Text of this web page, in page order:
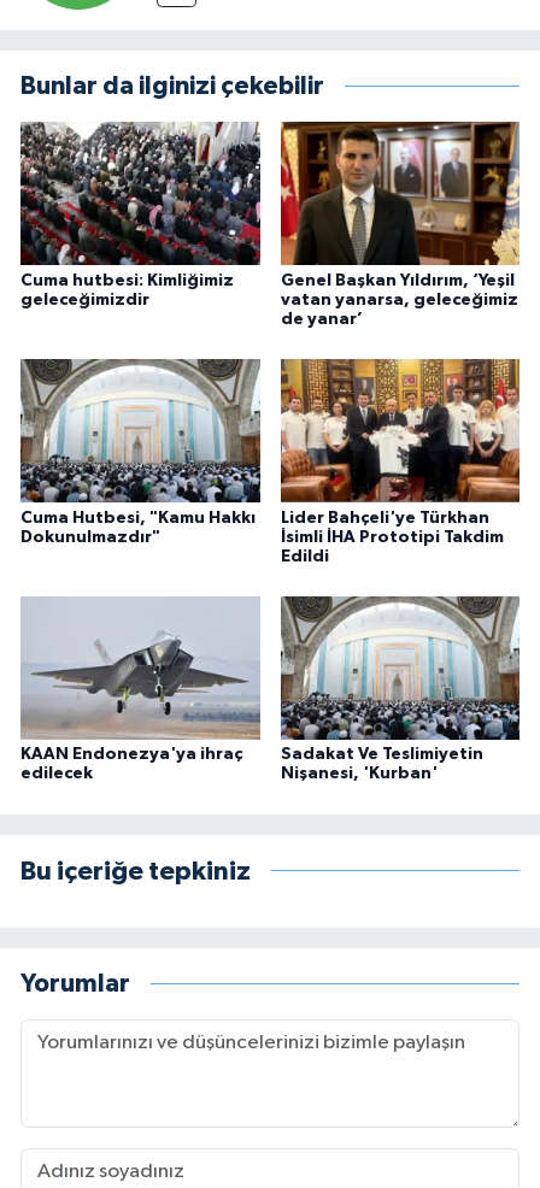
Bunlar da ilginizi çekebilir
Cuma hutbesi: Kimliğimiz
geleceğimizdir
Genel Başkan Yıldırım, ‘Yeşil
vatan yanarsa, geleceğimiz
de yanar’
Cuma Hutbesi, "Kamu Hakkı
Dokunulmazdır"
Lider Bahçeli'ye Türkhan
İsimli İHA Prototipi Takdim
Edildi
KAAN Endonezya'ya ihraç
edilecek
Sadakat Ve Teslimiyetin
Nişanesi, 'Kurban'
Bu içeriğe tepkiniz
Yorumlar